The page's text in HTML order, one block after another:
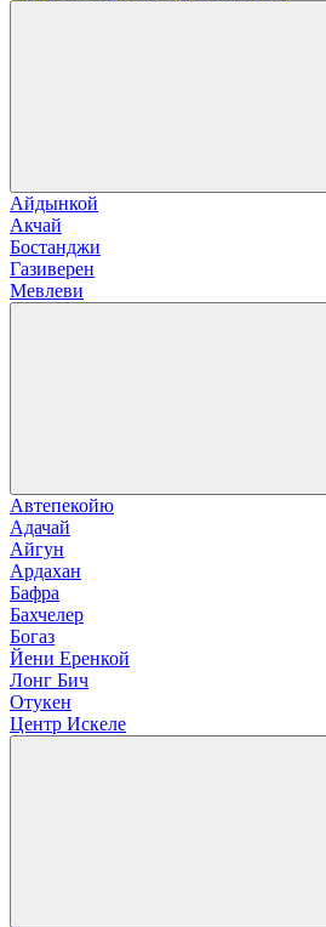
Айдынкой
Акчай
Бостанджи
Газиверен
Мевлеви
Автепекойю
Адачай
Айгун
Ардахан
Бафра
Бахчелер
Богаз
Йени Еренкой
Лонг Бич
Отукен
Центр Искеле